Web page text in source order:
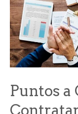
Puntos a